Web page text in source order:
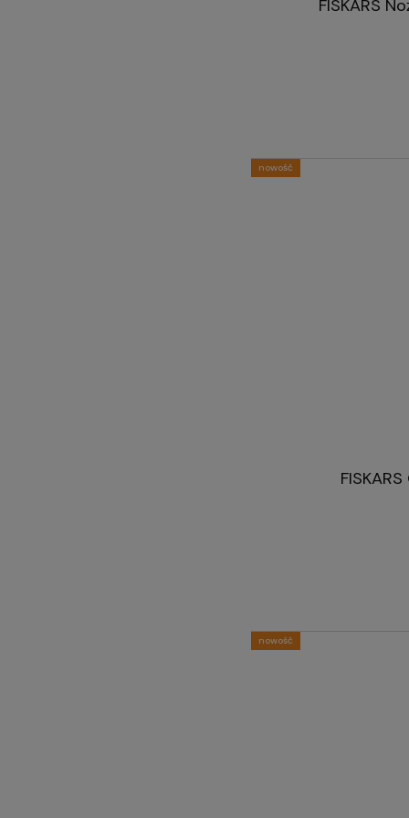
FISKARS
nowość
nowość